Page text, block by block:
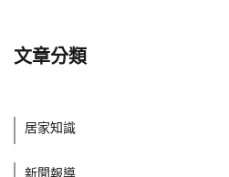
文章分類
居家知識
新聞報導